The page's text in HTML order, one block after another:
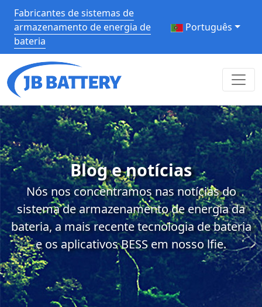
Fabricantes de sistemas de
armazenamento de energia de
bateria
Português
Blog e notícias
Nós nos concentramos nas notícias do
sistema de armazenamento de energia da
bateria, a mais recente tecnologia de bateria
e os aplicativos BESS em nosso lfie.